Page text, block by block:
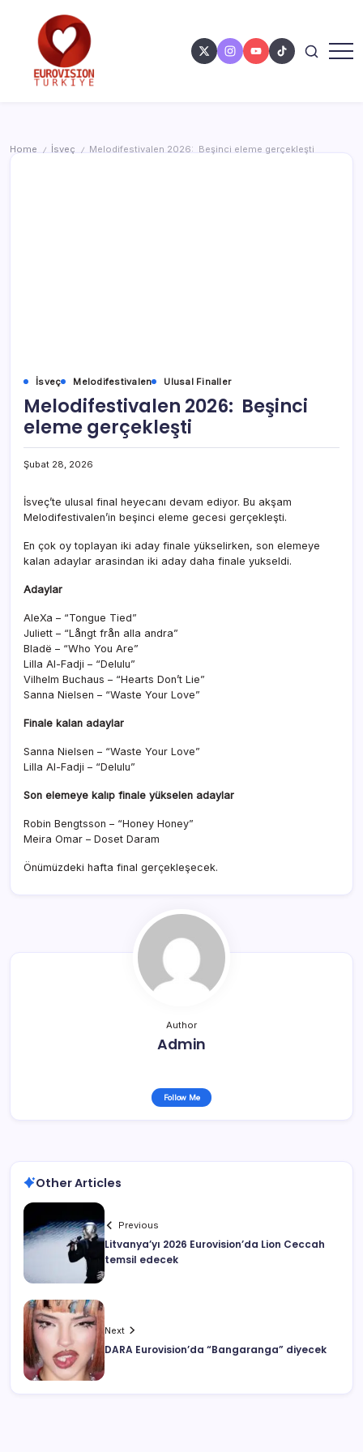
Home / İsveç / Melodifestivalen 2026: Beşinci eleme gerçekleşti
İsveç Melodifestivalen Ulusal Finaller
Melodifestivalen 2026: Beşinci
eleme gerçekleşti
Şubat 28, 2026
İsveç’te ulusal final heyecanı devam ediyor. Bu akşam
Melodifestivalen’in beşinci eleme gecesi gerçekleşti.
En çok oy toplayan iki aday finale yükselirken, son elemeye
kalan adaylar arasindan iki aday daha finale yukseldi.
Adaylar
AleXa – “Tongue Tied”
Juliett – “Långt från alla andra”
Bladë – “Who You Are”
Lilla Al-Fadji – “Delulu”
Vilhelm Buchaus – “Hearts Don’t Lie”
Sanna Nielsen – “Waste Your Love”
Finale kalan adaylar
Sanna Nielsen – “Waste Your Love”
Lilla Al-Fadji – “Delulu”
Son elemeye kalıp finale yükselen adaylar
Robin Bengtsson – “Honey Honey”
Meira Omar – Doset Daram
Önümüzdeki hafta final gerçekleşecek.
Author
Admin
Follow Me
Other Articles
Previous
Litvanya’yı 2026 Eurovision’da Lion Ceccah
temsil edecek
Next
DARA Eurovision’da “Bangaranga” diyecek